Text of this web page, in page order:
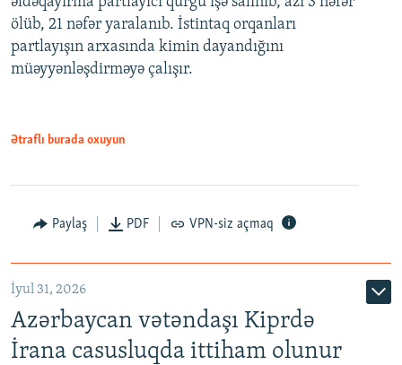
ölüb, 21 nəfər yaralanıb. İstintaq orqanları
partlayışın arxasında kimin dayandığını
müəyyənləşdirməyə çalışır.
Ətraflı burada oxuyun
Paylaş PDF VPN-siz açmaq
İyul 31, 2026
Azərbaycan vətəndaşı Kiprdə
İrana casusluqda ittiham olunur